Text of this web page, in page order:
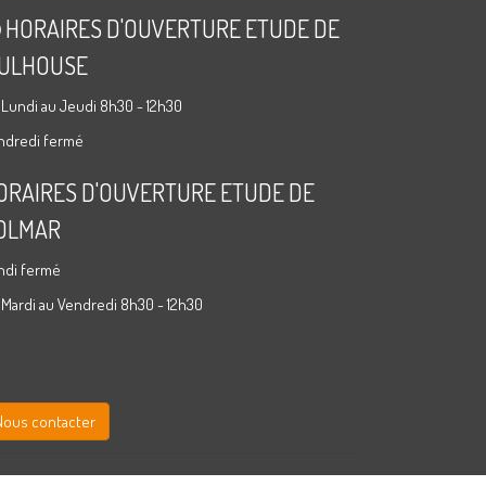
HORAIRES D'OUVERTURE ETUDE DE
au Jeudi 8h30 - 12h30
fermé
D'OUVERTURE ETUDE DE
fermé
au Vendredi 8h30 - 12h30
contacter